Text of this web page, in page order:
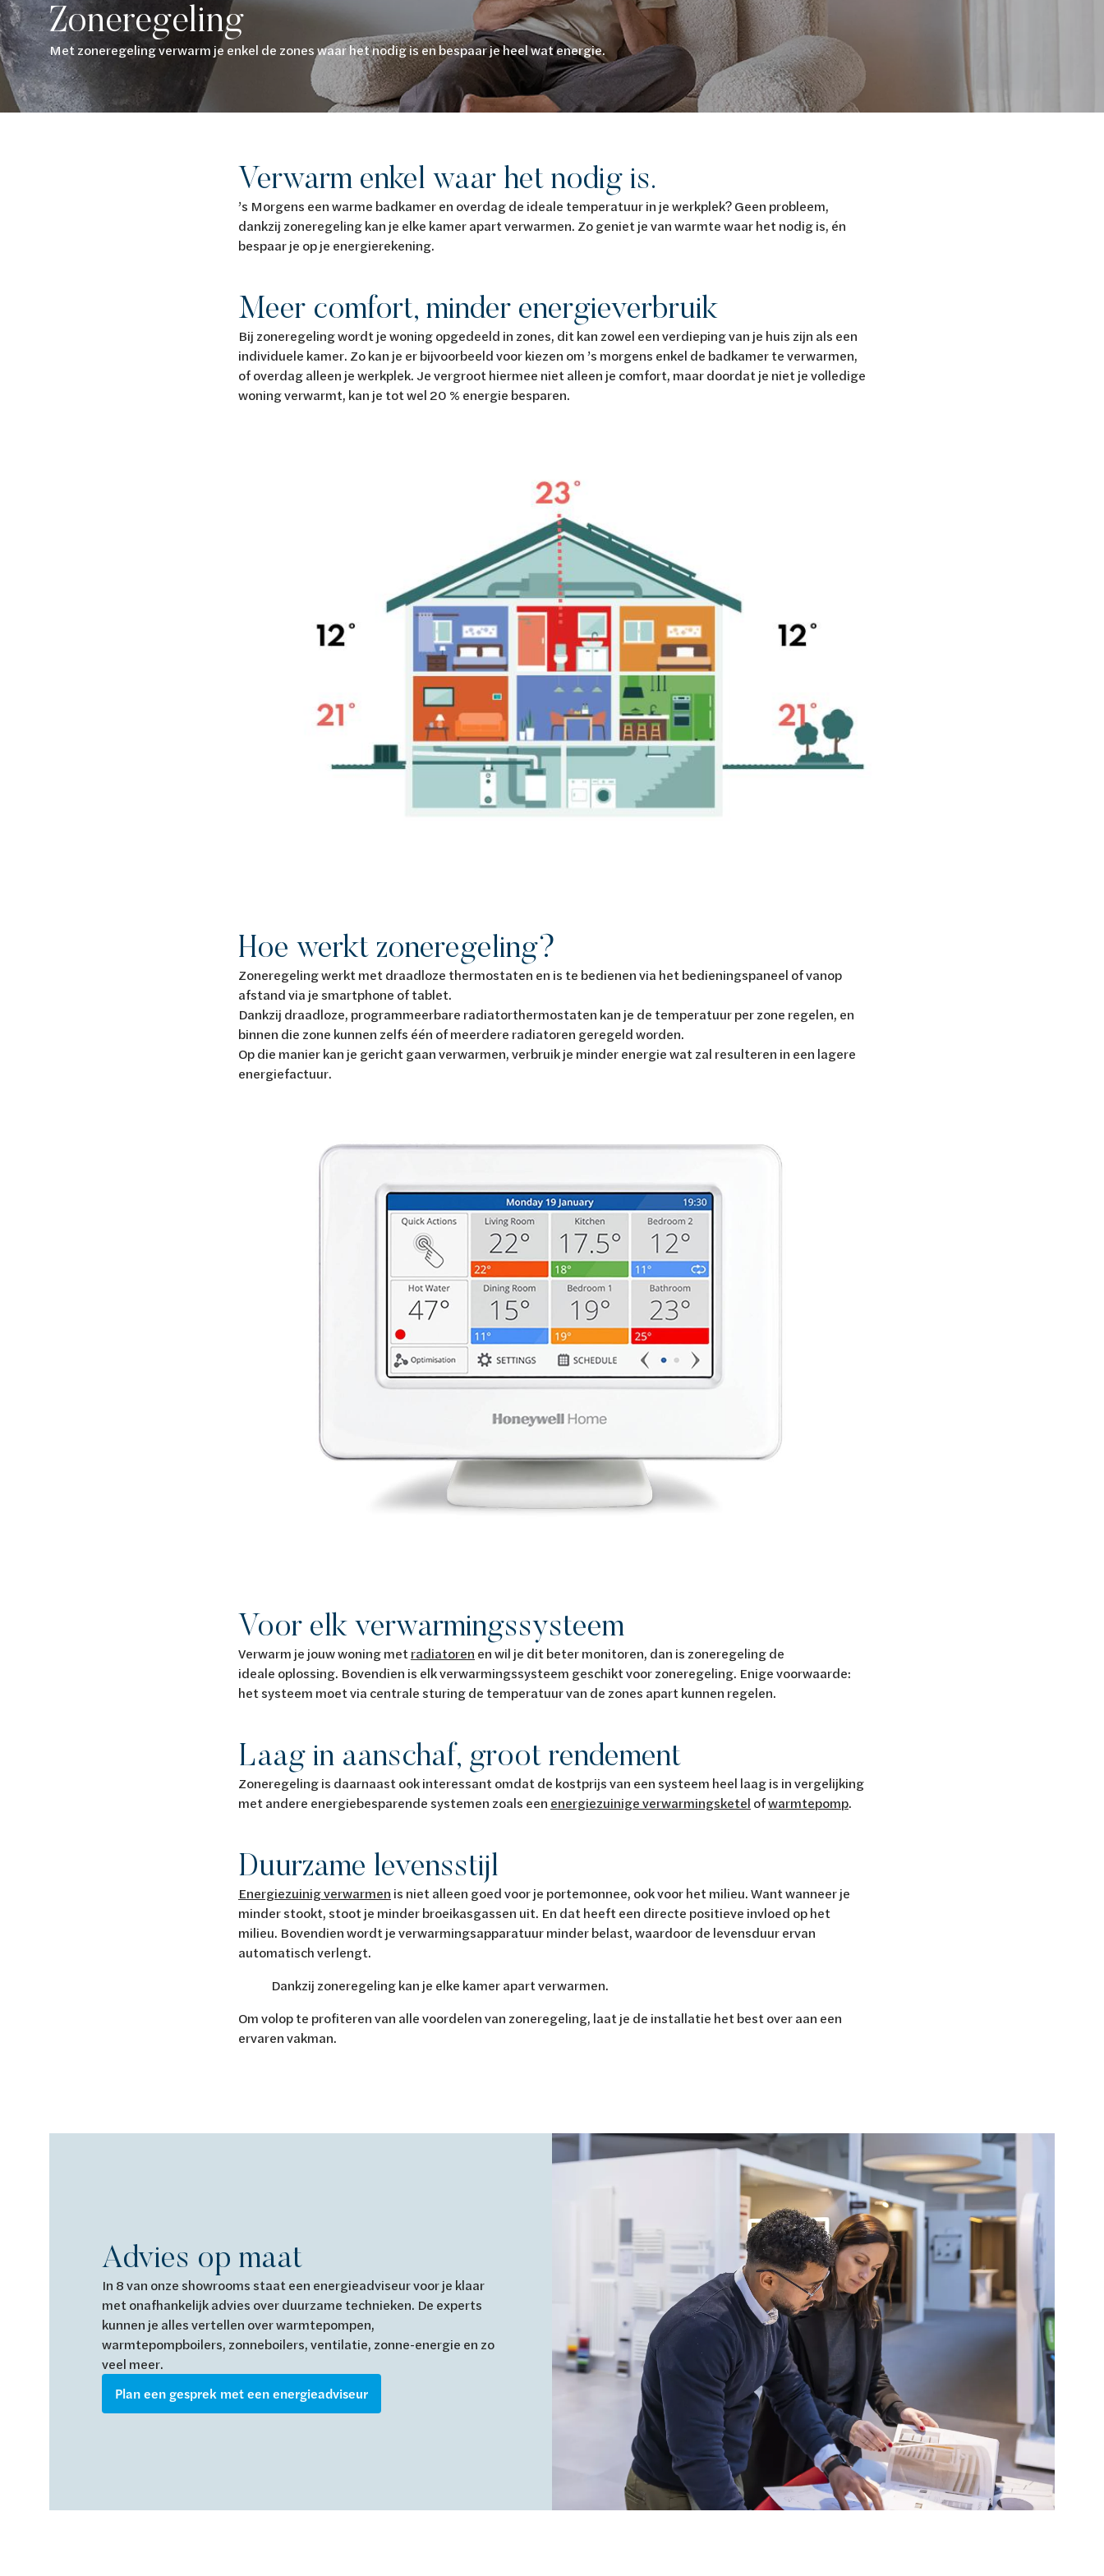
Van Marcke Lab
Zoneregeling
Met zoneregeling verwarm je enkel de zones waar het nodig is en bespaar je heel wat energie.
Verwarm enkel waar het nodig is.
’s Morgens een warme badkamer en overdag de ideale temperatuur in je werkplek? Geen probleem,
dankzij zoneregeling kan je elke kamer apart verwarmen. Zo geniet je van warmte waar het nodig is, én
bespaar je op je energierekening.
Meer comfort, minder energieverbruik
Bij zoneregeling wordt je woning opgedeeld in zones, dit kan zowel een verdieping van je huis zijn als een
individuele kamer. Zo kan je er bijvoorbeeld voor kiezen om ’s morgens enkel de badkamer te verwarmen,
of overdag alleen je werkplek. Je vergroot hiermee niet alleen je comfort, maar doordat je niet je volledige
woning verwarmt, kan je tot wel 20 % energie besparen.
Hoe werkt zoneregeling?
Zoneregeling werkt met draadloze thermostaten en is te bedienen via het bedieningspaneel of vanop
afstand via je smartphone of tablet.
Dankzij draadloze, programmeerbare radiatorthermostaten kan je de temperatuur per zone regelen, en
binnen die zone kunnen zelfs één of meerdere radiatoren geregeld worden.
Op die manier kan je gericht gaan verwarmen, verbruik je minder energie wat zal resulteren in een lagere
energiefactuur.
Voor elk verwarmingssysteem
Verwarm je jouw woning met radiatoren en wil je dit beter monitoren, dan is zoneregeling de
ideale oplossing. Bovendien is elk verwarmingssysteem geschikt voor zoneregeling. Enige voorwaarde:
het systeem moet via centrale sturing de temperatuur van de zones apart kunnen regelen.
Laag in aanschaf, groot rendement
Zoneregeling is daarnaast ook interessant omdat de kostprijs van een systeem heel laag is in vergelijking
met andere energiebesparende systemen zoals een energiezuinige verwarmingsketel ofwarmtepomp.
Duurzame levensstijl
Energiezuinig verwarmen is niet alleen goed voor je portemonnee, ook voor het milieu. Want wanneer je
minder stookt, stoot je minder broeikasgassen uit. En dat heeft een directe positieve invloed op het
milieu. Bovendien wordt je verwarmingsapparatuur minder belast, waardoor de levensduur ervan
automatisch verlengt.
Dankzij zoneregeling kan je elke kamer apart verwarmen.
Om volop te profiteren van alle voordelen van zoneregeling, laat je de installatie het best over aan een
ervaren vakman.
Advies op maat
In 8 van onze showrooms staat een energieadviseur voor je klaar
met onafhankelijk advies over duurzame technieken. De experts
kunnen je alles vertellen over warmtepompen,
warmtepompboilers, zonneboilers, ventilatie, zonne-energie en zo
veel meer.
Plan een gesprek met een energieadviseur